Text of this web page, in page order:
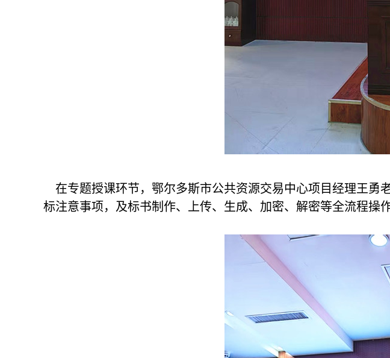
在专题授课环节，鄂尔多斯市公共资源交易中心项目经理王勇
标注意事项，及标书制作、上传、生成、加密、解密等全流程操作